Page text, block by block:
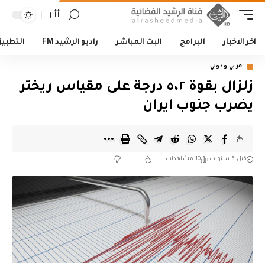
أأ
اخر الاخبار البرامج البث المباشر راديو الرشيد FM
عربي ودولي
زلزال بقوة ٥،٢ درجة على مقياس ريختر
يضرب جنوب ايران
قبل 5 سنوات 10 مشاهدات